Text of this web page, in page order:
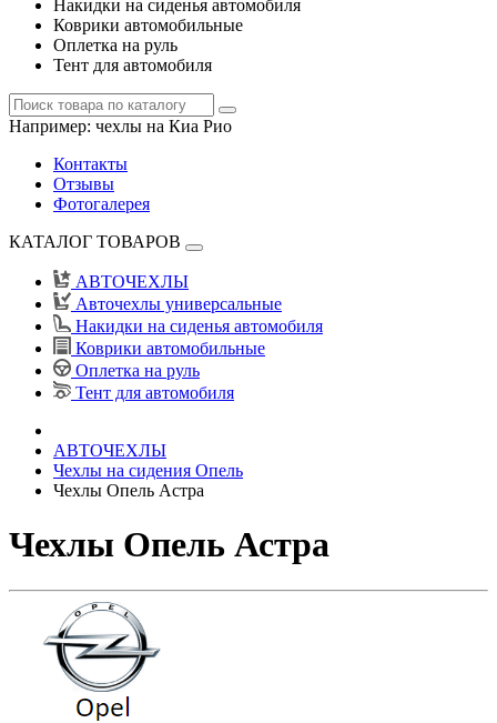
Накидки на сиденья автомобиля
Коврики автомобильные
Оплетка на руль
Тент для автомобиля
Например: чехлы на Киа Рио
Контакты
Отзывы
Фотогалерея
КАТАЛОГ ТОВАРОВ
АВТОЧЕХЛЫ
Авточехлы универсальные
Накидки на сиденья автомобиля
Коврики автомобильные
Оплетка на руль
Тент для автомобиля
АВТОЧЕХЛЫ
Чехлы на сидения Опель
Чехлы Опель Астра
Чехлы Опель Астра